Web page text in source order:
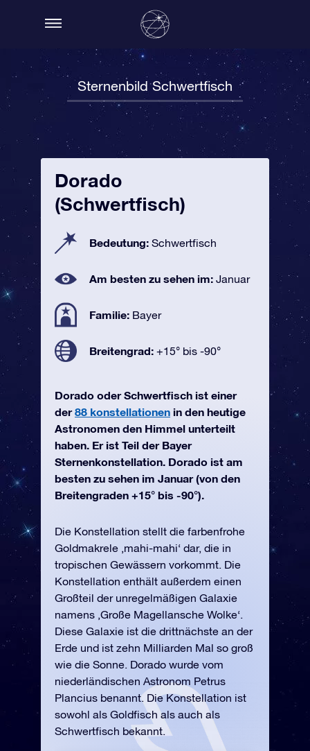
Sternenbild Schwertfisch
Dorado
(Schwertfisch)
Bedeutung: Schwertfisch
Am besten zu sehen im: Januar
Familie: Bayer
Breitengrad: +15° bis -90°
Dorado oder Schwertfisch ist einer
der88 konstellationen in den heutige
Astronomen den Himmel unterteilt
haben. Er ist Teil der Bayer
Sternenkonstellation. Dorado ist am
besten zu sehen im Januar (von den
Breitengraden +15° bis -90°).
Die Konstellation stellt die farbenfrohe
Goldmakrele ‚mahi-mahi‘ dar, die in
tropischen Gewässern vorkommt. Die
Konstellation enthält außerdem einen
Großteil der unregelmäßigen Galaxie
namens ‚Große Magellansche Wolke‘.
Diese Galaxie ist die drittnächste an der
Erde und ist zehn Milliarden Mal so groß
wie die Sonne. Dorado wurde vom
niederländischen Astronom Petrus
Plancius benannt. Die Konstellation ist
sowohl als Goldfisch als auch als
Schwertfisch bekannt.